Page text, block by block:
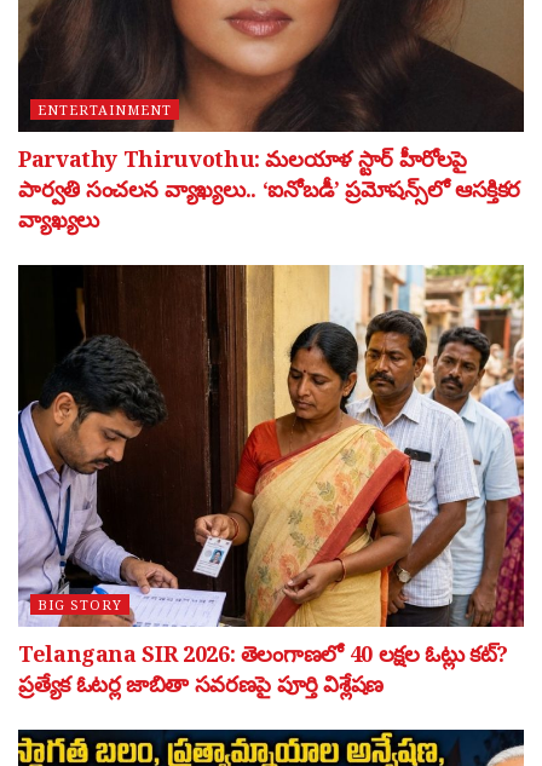
ENTERTAINMENT
Parvathy Thiruvothu: మలయాళ స్టార్ హీరోలపై
పార్వతి సంచలన వ్యాఖ్యలు.. ‘ఐనోబడీ’ ప్రమోషన్స్‌లో ఆసక్తికర
వ్యాఖ్యలు
BIG STORY
Telangana SIR 2026: తెలంగాణలో 40 లక్షల ఓట్లు కట్?
ప్రత్యేక ఓటర్ల జాబితా సవరణపై పూర్తి విశ్లేషణ